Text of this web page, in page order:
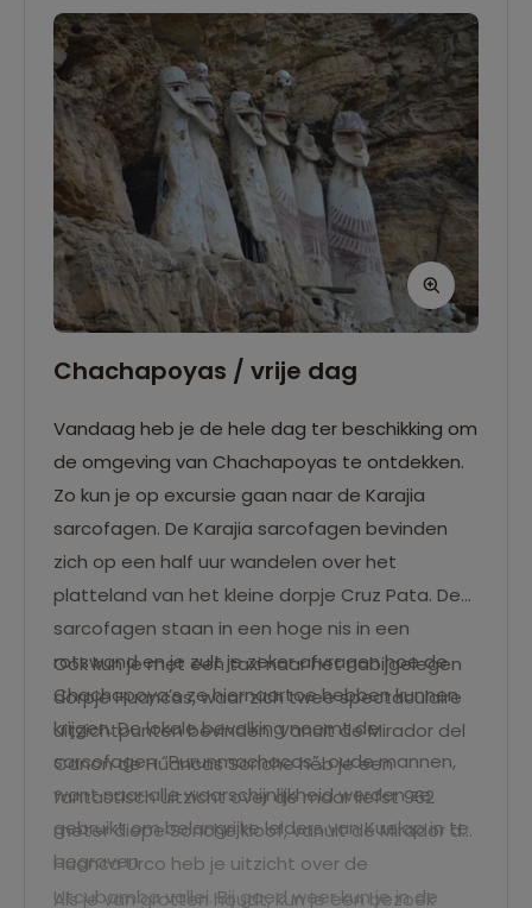
Chachapoyas / vrije dag
Vandaag heb je de hele dag ter beschikking om
de omgeving van Chachapoyas te ontdekken.
Zo kun je op excursie gaan naar de Karajia
sarcofagen. De Karajia sarcofagen bevinden
zich op een half uur wandelen over het
platteland van het kleine dorpje Cruz Pata. De
sarcofagen staan in een hoge nis in een
rotswand en je zult je zeker afvragen hoe de
Chachapoya’s ze hiernaartoe hebben kunnen
krijgen. De lokale bevolking noemt de
sarcofagen “Purunmachacos”, oude mannen,
want naar alle waarschijnlijkheid werden ze
gebruikt om belangrijke leiders van Kuelap in te
begraven
Ook kun je met een taxi naar het nabijgelegen
dorpje Huancas, waar zich twee spectaculaire
uitzichtpunten bevinden. Vanuit de Mirador del
Canon de Huancas Sonche heb je een
fantastisch uitzicht over de maar liefst 962
meter diepe Sonche kloof, vanuit de Mirador de
Huanca Urco heb je uitzicht over de
Utcubamba vallei. Bij goed weer kun je in de
Als je van grotten houdt, kun je een bezoek